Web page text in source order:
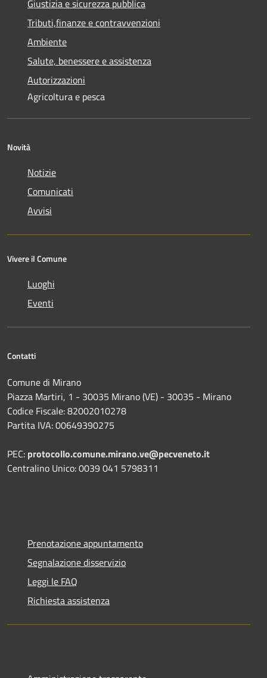
Giustizia e sicurezza pubblica
Tributi,finanze e contravvenzioni
Ambiente
Salute, benessere e assistenza
Autorizzazioni
Agricoltura e pesca
Novità
Notizie
Comunicati
Avvisi
Vivere il Comune
Luoghi
Eventi
Contatti
Comune di Mirano
Piazza Martiri, 1 - 30035 Mirano (VE) - 30035 - Mirano
Codice Fiscale: 82002010278
Partita IVA: 00649390275
PEC: protocollo.comune.mirano.ve@pecveneto.it
Centralino Unico: 0039 041 5798311
Prenotazione appuntamento
Segnalazione disservizio
Leggi le FAQ
Richiesta assistenza